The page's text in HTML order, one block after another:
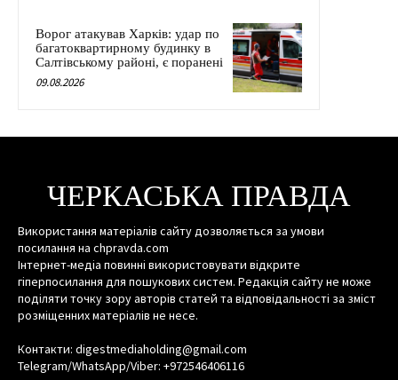
Ворог атакував Харків: удар по
багатоквартирному будинку в
Салтівському районі, є поранені
09.08.2026
ЧЕРКАСЬКА ПРАВДА
Використання матеріалів сайту дозволяється за умови
посилання на chpravda.com
Інтернет-медіа повинні використовувати відкрите
гіперпосилання для пошукових систем. Редакція сайту не може
поділяти точку зору авторів статей та відповідальності за зміст
розміщенних матеріалів не несе.
Контакти: digestmediaholding@gmail.com
Telegram/WhatsApp/Viber: +972546406116